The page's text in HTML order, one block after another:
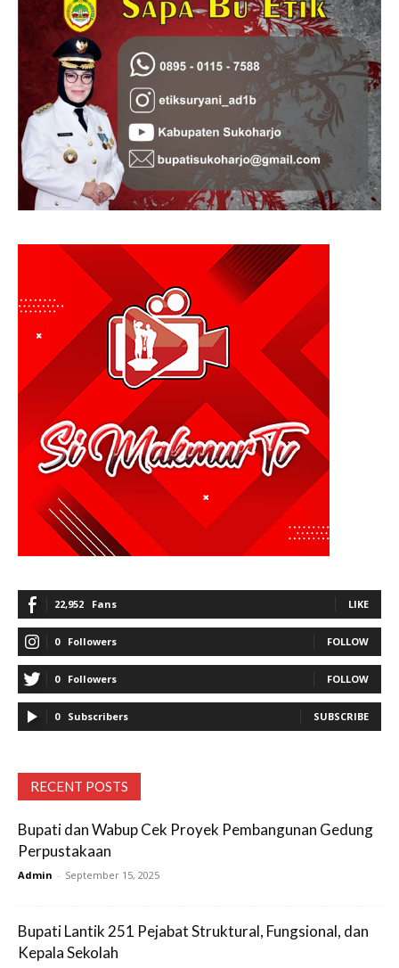
22,952 Fans LIKE
0 Followers FOLLOW
0 Followers FOLLOW
0 Subscribers SUBSCRIBE
RECENT POSTS
Bupati dan Wabup Cek Proyek Pembangunan Gedung
Perpustakaan
Admin - September 15, 2025
Bupati Lantik 251 Pejabat Struktural, Fungsional, dan
Kepala Sekolah